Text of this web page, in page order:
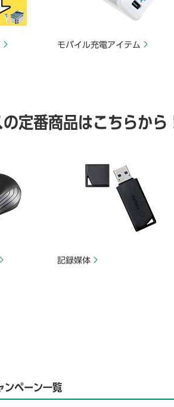
モバイル充電アイテム
定番商品はこちらから
記録媒体
ンペーン一覧